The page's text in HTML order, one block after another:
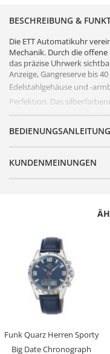
BESCHREIBUNG &
Die ETT Automatikuhr
Mechanik. Durch die
das präzise Uhrwerk
Anzeige, Gangreserve bis
Edelstahlgehäuse und -
Perfektion. Das
Zeigern rundet das edle
FUNKTIONEN
Antrieb
Batterie/ Akku Typ
Uhrwerk
Genauigkeit
Besondere
KUNDENMEINUNGEN
Funk Quarz Herren Sporty
Big Date Chronograph